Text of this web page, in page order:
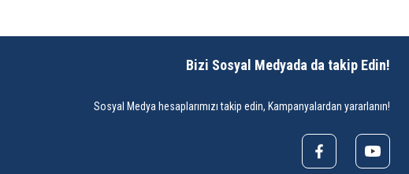
Bizi Sosyal Medyada da takip Edin!
Sosyal Medya hesaplarımızı takip edin, Kampanyalardan yararlanın!